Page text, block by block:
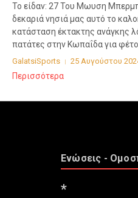
Το είδαν: 27 Του Μωυση
δεκαριά νησιά μας αυτό το
κατάσταση έκτακτης ανάγκης
πατάτες στην Κωπαΐδα για
GalatsiSports 25 Αυγούστου
Περισσότερα
Ενώσεις -
*